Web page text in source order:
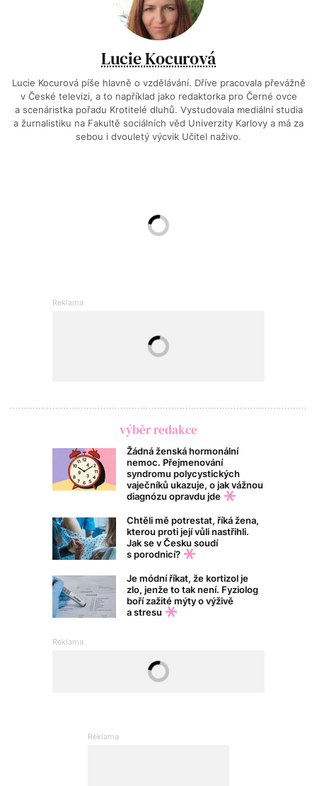
Lucie Kocurová
Lucie Kocurová píše hlavně o vzdělávání. Dříve pracovala převážně
v České televizi, a to například jako redaktorka pro Černé ovce
a scenáristka pořadu Krotitelé dluhů. Vystudovala mediální studia
a žurnalistiku na Fakultě sociálních věd Univerzity Karlovy a má za
sebou i dvouletý výcvik Učitel naživo.
výběr redakce
Žádná ženská hormonální
nemoc. Přejmenování
syndromu polycystických
vaječníků ukazuje, o jak vážnou
diagnózu opravdu jde
Chtěli mě potrestat, říká žena,
kterou proti její vůli nastřihli.
Jak se v Česku soudí
s porodnicí?
Je módní říkat, že kortizol je
zlo, jenže to tak není. Fyziolog
boří zažité mýty o výživě
a stresu